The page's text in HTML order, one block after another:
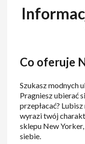
Co oferuje
Szukasz modnych
Pragniesz ubierać
przepłacać?
wyrazi twój
sklepu New
siebie.